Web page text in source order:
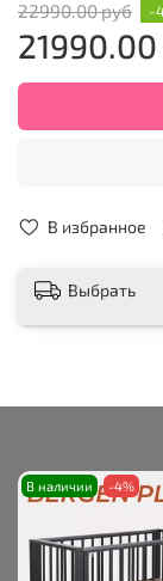
В избранное
22990.00 руб -
Выбрать
В наличии -4%